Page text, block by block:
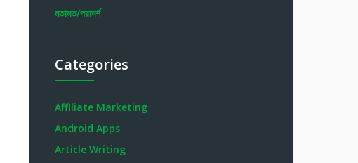
মতামত/পরামর্শ
Categories
Affiliate Marketing
Android Apps
Article Writing